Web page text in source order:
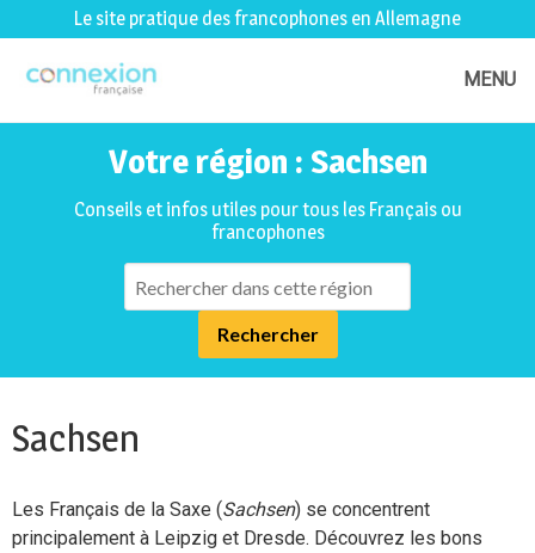
Le site pratique des francophones en Allemagne
MENU
Votre région : Sachsen
Conseils et infos utiles pour tous les Français ou
francophones
Sachsen
Les Français de la Saxe (Sachsen) se concentrent
principalement à Leipzig et Dresde. Découvrez les bons